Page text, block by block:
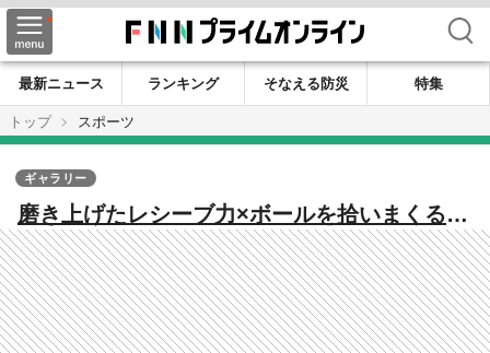
検索
最新ニュース ランキング そなえる防災
特集
トップ
スポーツ
磨き上げたレシーブ力×ボールを拾いまくる“1
－5システム”で初優勝へ 春高バレー 上山明
新館・女子【山形発】
ギャラリー